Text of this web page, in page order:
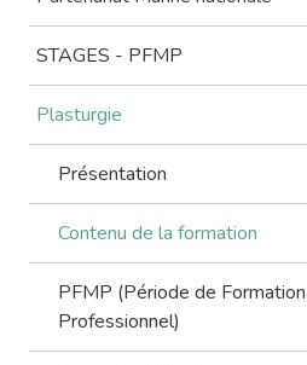
STAGES - PFMP
Plasturgie
Présentation
Contenu de la formation
PFMP (Période de
Professionnel)